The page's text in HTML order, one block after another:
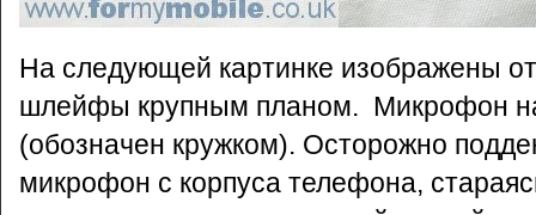
На следующей картинке изображены
шлейфы крупным планом. Микрофон
(обозначен кружком). Осторожно
микрофон с корпуса телефона,